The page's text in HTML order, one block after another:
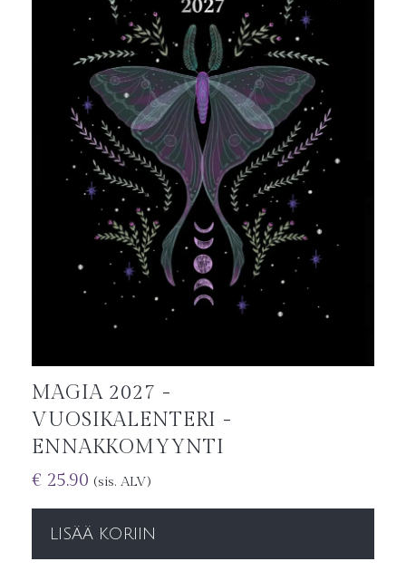
MAGIA 2027 -
VUOSIKALENTERI -
ENNAKKOMYYNTI
€ 25.90 (sis. ALV)
LISÄÄ KORIIN